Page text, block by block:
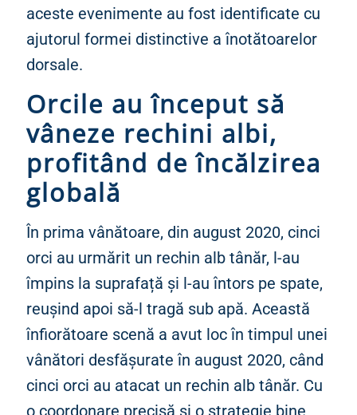
aceste evenimente au fost identificate cu
ajutorul formei distinctive a înotătoarelor
dorsale.
Orcile au început să
vâneze rechini albi,
profitând de încălzirea
globală
În prima vânătoare, din august 2020, cinci
orci au urmărit un rechin alb tânăr, l-au
împins la suprafață și l-au întors pe spate,
reușind apoi să-l tragă sub apă. Această
înfiorătoare scenă a avut loc în timpul unei
vânători desfășurate în august 2020, când
cinci orci au atacat un rechin alb tânăr. Cu
o coordonare precisă și o strategie bine